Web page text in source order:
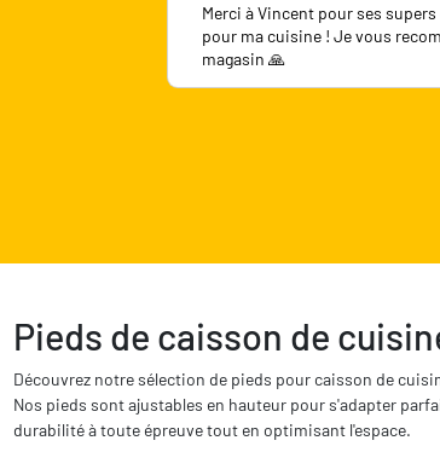
Merci à Vincent pour ses
pour ma cuisine ! Je vous
magasin 🙏
Pieds de caisson de
Découvrez notre sélection de pieds pour caisson de
Nos pieds sont ajustables en hauteur pour s'adapter
durabilité à toute épreuve tout en optimisant l'espace.